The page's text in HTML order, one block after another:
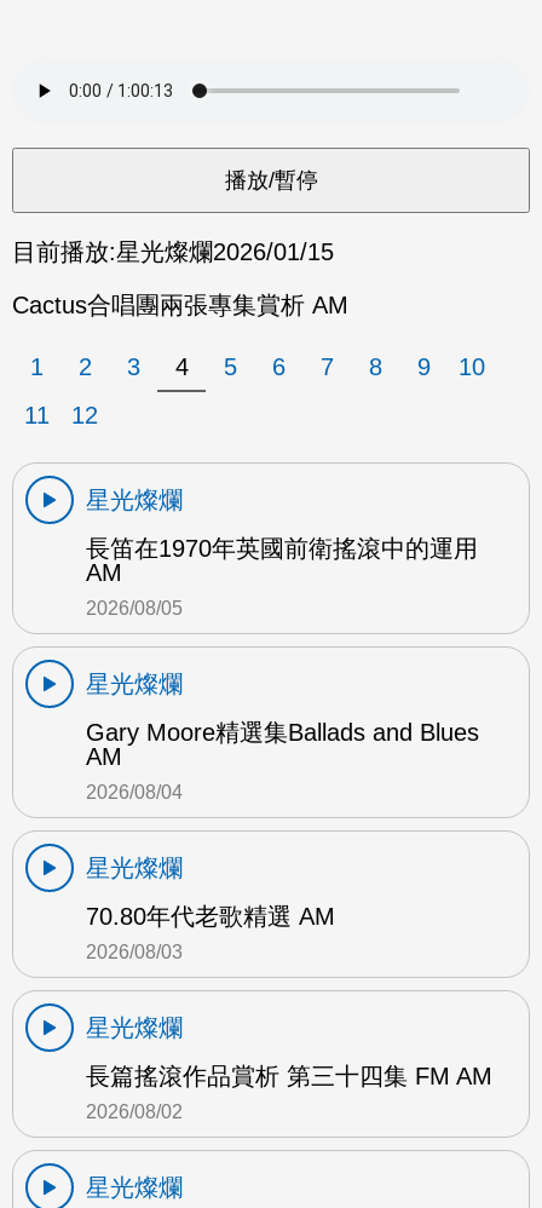
目前播放:星光燦爛2026/01/15
Cactus合唱團兩張專集賞析 AM
1 2 3 4 5 6 7 8 9
10
11
12
星光燦爛
長笛在1970年英國前衛搖滾中的運用
AM
2026/08/05
星光燦爛
Gary Moore精選集Ballads and Blues
AM
2026/08/04
星光燦爛
70.80年代老歌精選 AM
2026/08/03
星光燦爛
長篇搖滾作品賞析 第三十四集 FM AM
2026/08/02
星光燦爛